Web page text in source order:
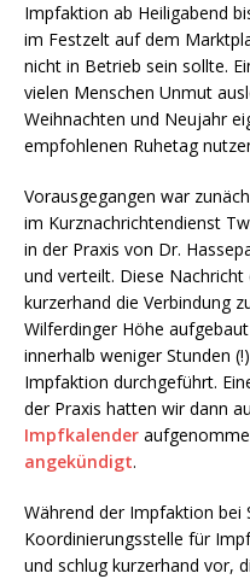
Impfaktion ab Heiligabend
im Festzelt auf dem
nicht in Betrieb sein sollte.
vielen Menschen Unmut
Weihnachten und Neujahr
empfohlenen Ruhetag
Vorausgegangen war
im Kurznachrichtendienst
in der Praxis von Dr.
und verteilt. Diese
kurzerhand die Verbindung
Wilferdinger Höhe
innerhalb weniger Stunden
Impfaktion durchgeführt.
der Praxis hatten wir dann
Impfkalender
angekündigt.
Während der Impfaktion bei
Koordinierungsstelle für
und schlug kurzerhand vor,